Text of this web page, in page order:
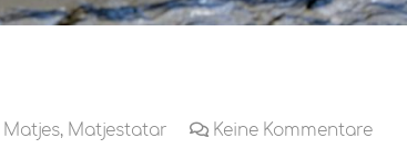
Matjes, Matjestatar Keine Kommentare